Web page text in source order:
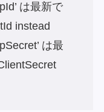
は最新で
instead
は最